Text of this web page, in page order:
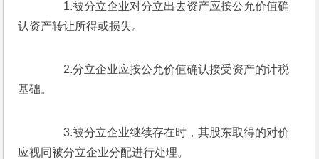
1.被分立企业对分立出去资产应按公允价值确
认资产转让所得或损失。
2.分立企业应按公允价值确认接受资产的计税
基础。
3.被分立企业继续存在时，其股东取得的对价
应视同被分立企业分配进行处理。